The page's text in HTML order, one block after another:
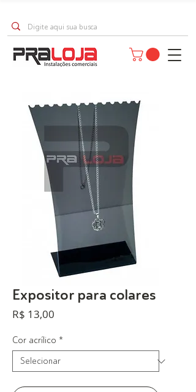
Expositor para colares
R$ 13,00
Cor acrílico *